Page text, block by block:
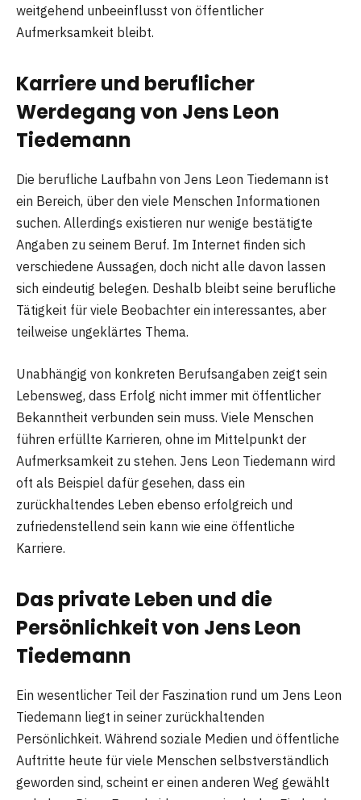
weitgehend unbeeinflusst von öffentlicher
Aufmerksamkeit bleibt.
Karriere und beruflicher
Werdegang von Jens Leon
Tiedemann
Die berufliche Laufbahn von Jens Leon Tiedemann ist
ein Bereich, über den viele Menschen Informationen
suchen. Allerdings existieren nur wenige bestätigte
Angaben zu seinem Beruf. Im Internet finden sich
verschiedene Aussagen, doch nicht alle davon lassen
sich eindeutig belegen. Deshalb bleibt seine berufliche
Tätigkeit für viele Beobachter ein interessantes, aber
teilweise ungeklärtes Thema.
Unabhängig von konkreten Berufsangaben zeigt sein
Lebensweg, dass Erfolg nicht immer mit öffentlicher
Bekanntheit verbunden sein muss. Viele Menschen
führen erfüllte Karrieren, ohne im Mittelpunkt der
Aufmerksamkeit zu stehen. Jens Leon Tiedemann wird
oft als Beispiel dafür gesehen, dass ein
zurückhaltendes Leben ebenso erfolgreich und
zufriedenstellend sein kann wie eine öffentliche
Karriere.
Das private Leben und die
Persönlichkeit von Jens Leon
Tiedemann
Ein wesentlicher Teil der Faszination rund um Jens Leon
Tiedemann liegt in seiner zurückhaltenden
Persönlichkeit. Während soziale Medien und öffentliche
Auftritte heute für viele Menschen selbstverständlich
geworden sind, scheint er einen anderen Weg gewählt